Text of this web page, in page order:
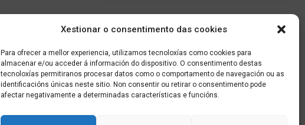
Xestionar o consentimento das cookies
Para ofrecer a mellor experiencia, utilizamos tecnoloxías como cookies para
almacenar e/ou acceder á información do dispositivo. O consentimento destas
tecnoloxías permitiranos procesar datos como o comportamento de navegación ou as
identificacións únicas neste sitio. Non consentir ou retirar o consentimento pode
afectar negativamente a determinadas características e funcións.